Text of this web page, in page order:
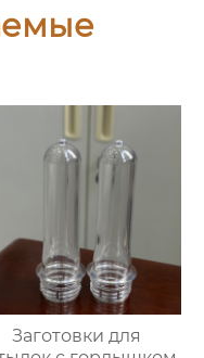
Заготовки для